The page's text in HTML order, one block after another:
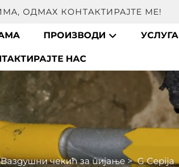
ОДМАХ КОНТАКТИРАЈТЕ МЕ!
ПРОИЗВОДИ УСЛУГА
НАС
Ваздушни чекић за пијање>G Серija